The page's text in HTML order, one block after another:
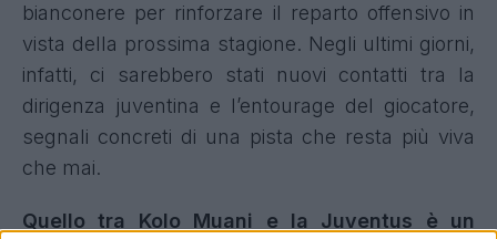
bianconere per rinforzare il reparto offensivo in
vista della prossima stagione. Negli ultimi giorni,
infatti, ci sarebbero stati nuovi contatti tra la
dirigenza juventina e l’entourage del giocatore,
segnali concreti di una pista che resta più viva
che mai.
Quello tra Kolo Muani e la Juventus è un